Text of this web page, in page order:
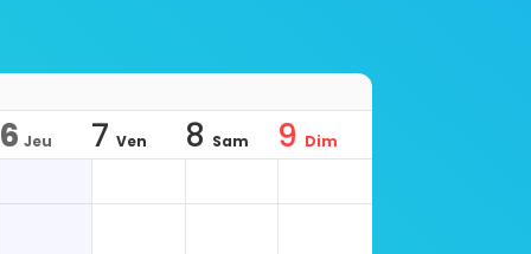
6 Jeu 7 Ven 8 Sam 9 Dim